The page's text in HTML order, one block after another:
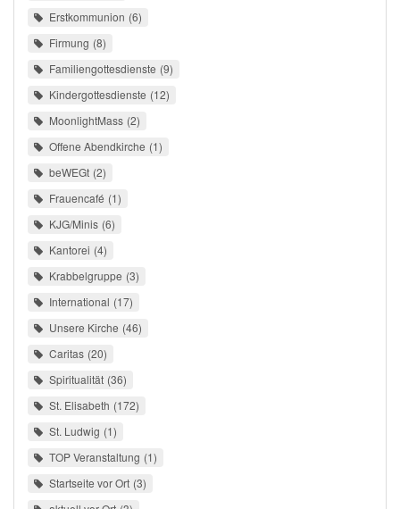
Erstkommunion 6
Firmung 8
Familiengottesdienste 9
Kindergottesdienste 12
MoonlightMass 2
Offene Abendkirche 1
beWEGt 2
Frauencafé 1
KJG/Minis 6
Kantorei 4
Krabbelgruppe 3
International 17
Unsere Kirche 46
Caritas 20
Spiritualität 36
St. Elisabeth 172
St. Ludwig 1
TOP Veranstaltung 1
Startseite vor Ort 3